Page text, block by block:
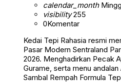
calendar_month
visibility255
0Komentar
Kedai Tepi Rahasia resmi
Pasar Modern Sentraland
2026. Menghadirkan Pecak
Gurame, serta menu
Sambal Rempah Formula